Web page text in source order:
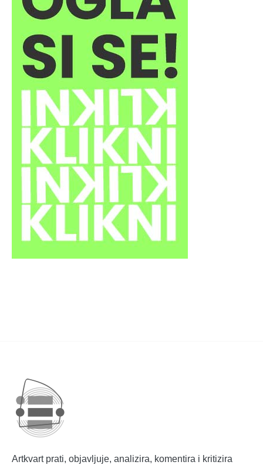
Artkvart prati, objavljuje, analizira, komentira i kritizira